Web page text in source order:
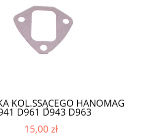
KOL.SSĄCEGO HANOMAG
D961 D943 D963
15,00 zł